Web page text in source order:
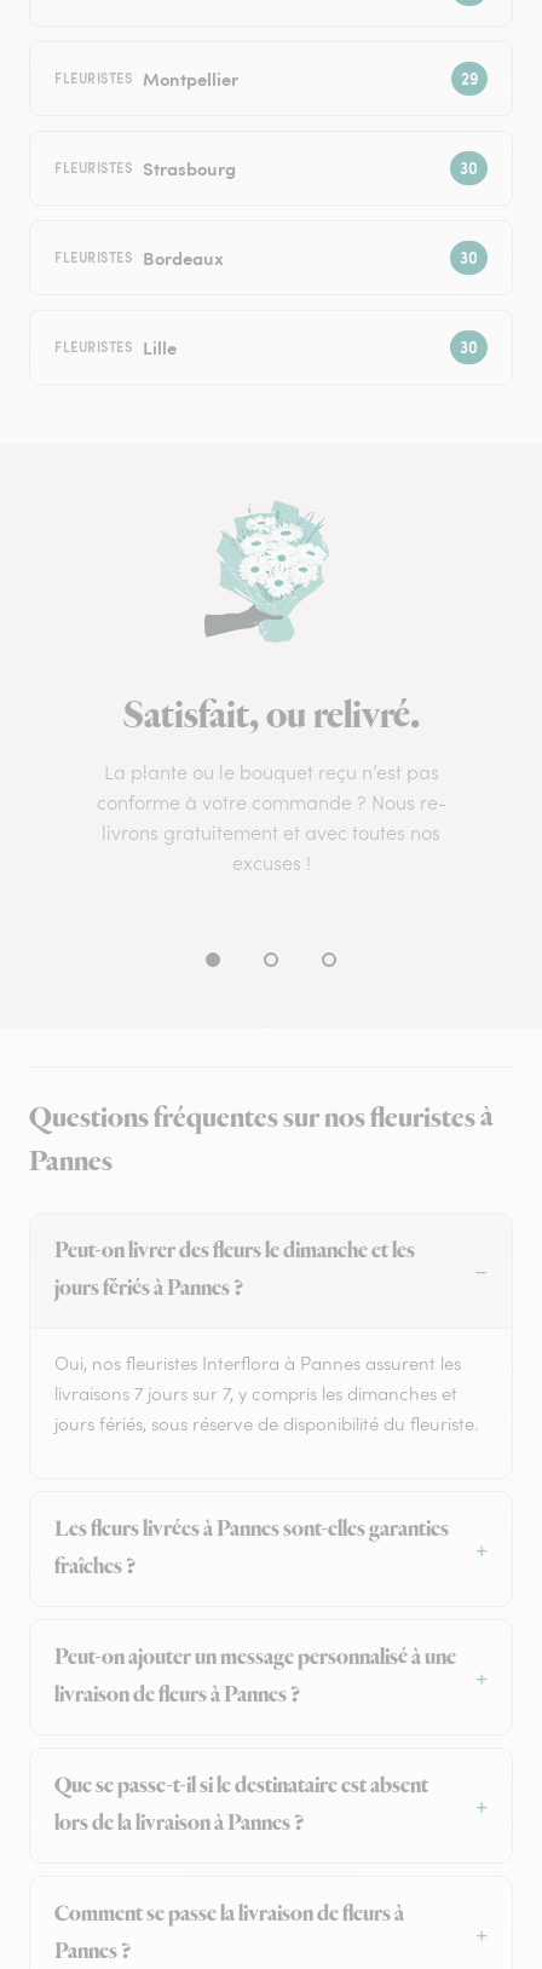
FLEURISTES Montpellier
FLEURISTES Strasbourg
FLEURISTES Bordeaux
FLEURISTES Lille
Satisfait, ou relivré.
La plante ou le bouquet reçu n’est pas
conforme à votre commande ? Nous re-
livrons gratuitement et avec toutes nos
excuses !
Questions fréquentes sur nos fleuristes à
Pannes
Peut-on livrer des fleurs le dimanche et les
jours fériés à Pannes ?
Oui, nos fleuristes Interflora à Pannes assurent les
livraisons 7 jours sur 7, y compris les dimanches et
jours fériés, sous réserve de disponibilité du fleuriste.
Les fleurs livrées à Pannes sont-elles garanties
fraîches ?
Peut-on ajouter un message personnalisé à une
livraison de fleurs à Pannes ?
Que se passe-t-il si le destinataire est absent
lors de la livraison à Pannes ?
Comment se passe la livraison de fleurs à
Pannes ?